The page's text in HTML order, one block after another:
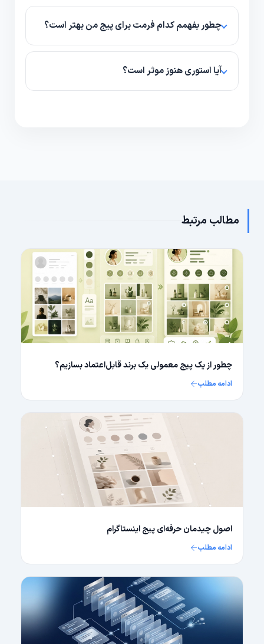
نه؛ ترکیب فرمت‌ها بهترین نتیجه را می‌دهد، اما شروع با
فرمتِ برترِ هدف‌محور توصیه می‌شود.
چطور بفهمم کدام فرمت برای پیج من بهتر است؟
با A/B تست ساده و بررسی KPIهایی مثل ذخیره، کامنت
و زمان مشاهده می‌توانید بهترین فرمت را شناسایی کنید.
آیا استوری هنوز موثر است؟
مطالب مرتبط
چطور از یک پیج معمولی یک برند قابل‌اعتماد بسازیم؟
ادامه مطلب
اصول چیدمان حرفه‌ای پیج اینستاگرام
ادامه مطلب